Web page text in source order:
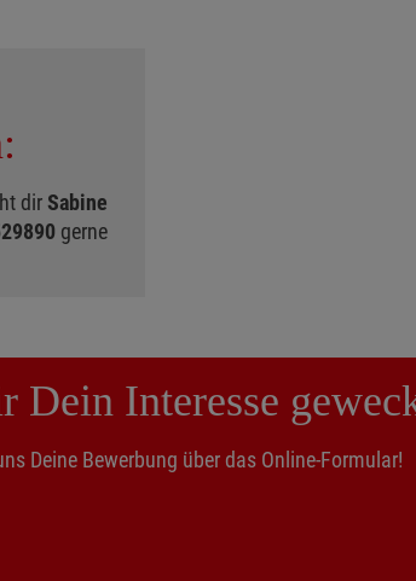
dirSabine
gerne
Dein Interesse
Deine Bewerbung über das Online-Formular!